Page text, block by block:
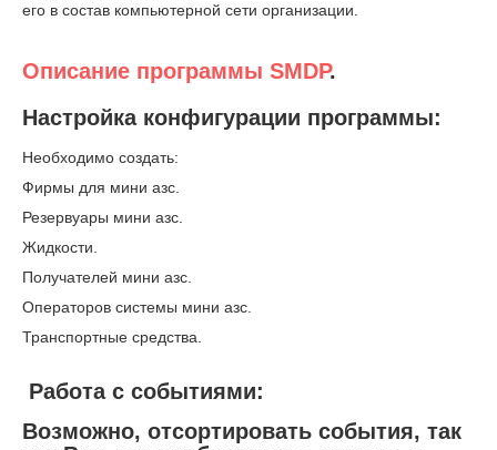
его в состав компьютерной сети организации.
Описание программы SMDP.
Настройка конфигурации программы:
Необходимо создать:
Фирмы для мини азс.
Резервуары мини азс.
Жидкости.
Получателей мини азс.
Операторов системы мини азс.
Транспортные средства.
Работа с событиями:
Возможно, отсортировать события, так